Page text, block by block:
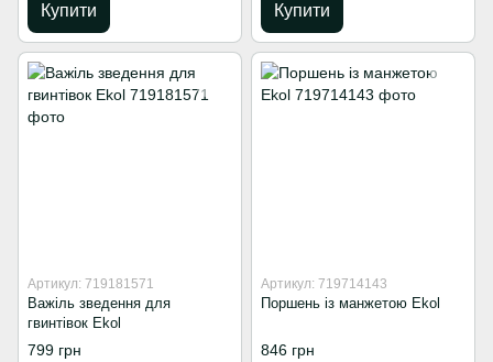
Купити Купити
Артикул: 719181571
Важіль зведення для
гвинтівок Ekol
799 грн
Артикул: 719714143
Поршень із манжетою Ekol
846 грн